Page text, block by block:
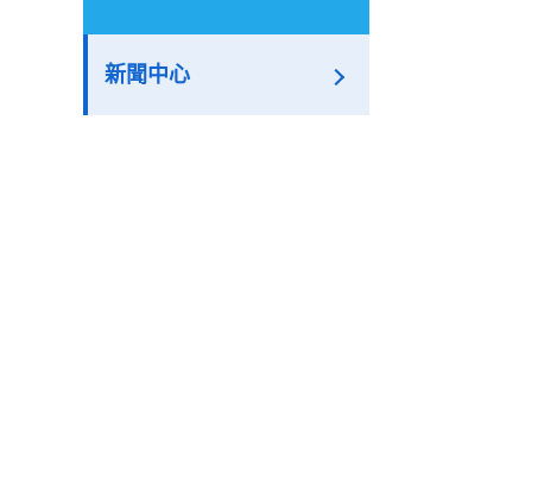
新聞中心